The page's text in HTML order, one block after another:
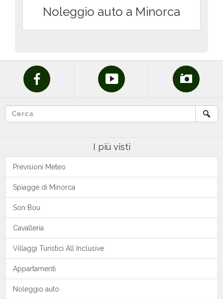
Noleggio auto a Minorca
I più visti
Previsioni Meteo
Spiagge di Minorca
Son Bou
Cavalleria
Villaggi Turistici All Inclusive
Appartamenti
Noleggio auto